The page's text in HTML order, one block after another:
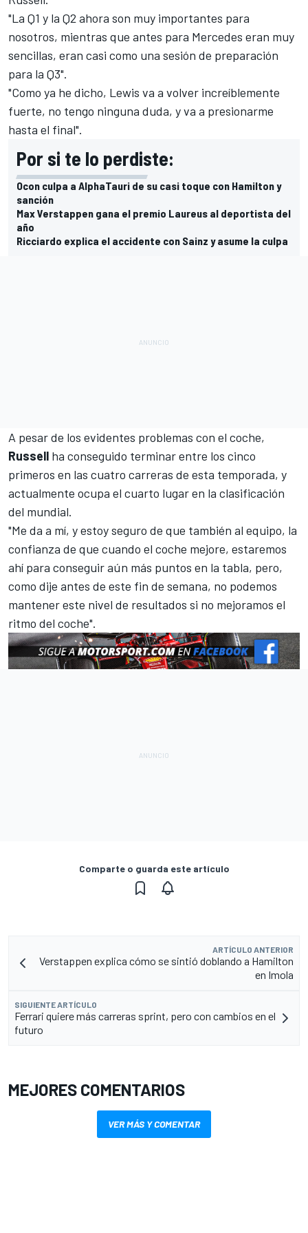
"La Q1 y la Q2 ahora son muy importantes para
nosotros, mientras que antes para Mercedes eran muy
sencillas, eran casi como una sesión de preparación
para la Q3".
"Como ya he dicho, Lewis va a volver increíblemente
fuerte, no tengo ninguna duda, y va a presionarme
hasta el final".
Por si te lo perdiste:
Ocon culpa a AlphaTauri de su casi toque con Hamilton y
sanción
Max Verstappen gana el premio Laureus al deportista del
año
Ricciardo explica el accidente con Sainz y asume la culpa
A pesar de los evidentes problemas con el coche,
Russell ha conseguido terminar entre los cinco
primeros en las cuatro carreras de esta temporada, y
actualmente ocupa el cuarto lugar en la clasificación
del mundial.
"Me da a mí, y estoy seguro de que también al equipo, la
confianza de que cuando el coche mejore, estaremos
ahí para conseguir aún más puntos en la tabla, pero,
como dije antes de este fin de semana, no podemos
mantener este nivel de resultados si no mejoramos el
ritmo del coche".
Comparte o guarda este artículo
ARTÍCULO ANTERIOR
Verstappen explica cómo se sintió doblando a Hamilton
en Imola
SIGUIENTE ARTÍCULO
Ferrari quiere más carreras sprint, pero con cambios en el
futuro
MEJORES COMENTARIOS
VER MÁS Y COMENTAR